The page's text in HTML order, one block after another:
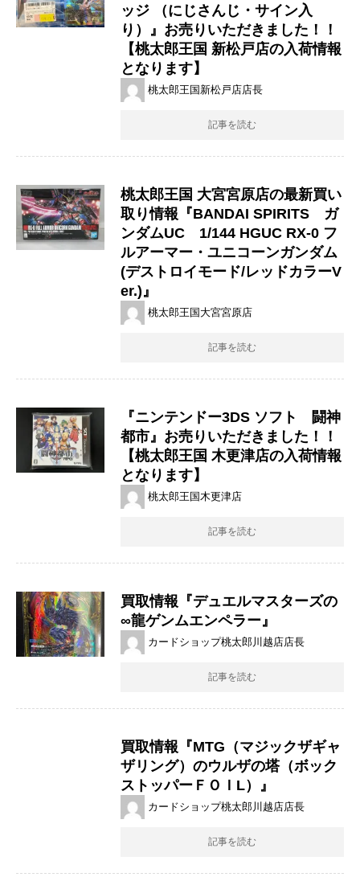
ッジ （にじさんじ・サイン入
り）』お売りいただきました！！
【桃太郎王国 新松戸店の入荷情報
となります】
桃太郎王国新松戸店店長
記事を読む
桃太郎王国 大宮宮原店の最新買い
取り情報『BANDAI ​SPIRITS ガ
ンダムUC 1/144 ​HGUC ​RX-0 ​フ
ルアーマー・ユニコーンガンダム
(デストロイモード/レッドカラーV
er.)』
桃太郎王国大宮宮原店
記事を読む
『ニンテンドー3DS ​ソフト 闘神
都市』お売りいただきました！！
【桃太郎王国 木更津店の入荷情報
となります】
桃太郎王国木更津店
記事を読む
買取情報『デュエルマスターズの
∞龍ゲンムエンペラー』
カードショップ桃太郎川越店店長
記事を読む
買取情報『MTG（マジックザギャ
ザリング）のウルザの塔（ボック
ストッパーＦＯＩL）』
カードショップ桃太郎川越店店長
記事を読む